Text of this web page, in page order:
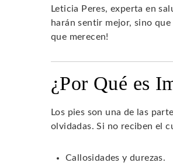
Leticia Peres, experta en
harán sentir mejor, sino
que merecen!
¿Por Qué es
Los pies son una de las
olvidadas. Si no reciben el
Callosidades y durezas.